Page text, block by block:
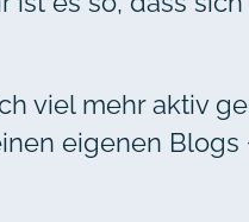
viel mehr aktiv
eigenen Blogs